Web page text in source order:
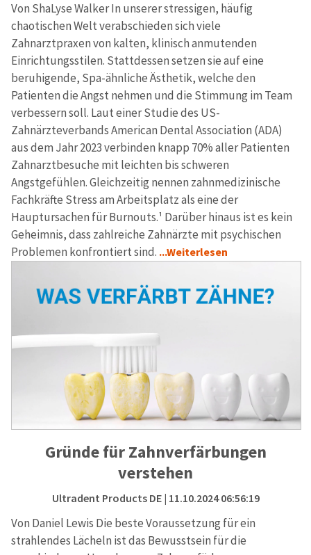
Von ShaLyse Walker In unserer stressigen, häufig
chaotischen Welt verabschieden sich viele
Zahnarztpraxen von kalten, klinisch anmutenden
Einrichtungsstilen. Stattdessen setzen sie auf eine
beruhigende, Spa-ähnliche Ästhetik, welche den
Patienten die Angst nehmen und die Stimmung im Team
verbessern soll. Laut einer Studie des US-
Zahnärzteverbands American Dental Association (ADA)
aus dem Jahr 2023 verbinden knapp 70% aller Patienten
Zahnarztbesuche mit leichten bis schweren
Angstgefühlen. Gleichzeitig nennen zahnmedizinische
Fachkräfte Stress am Arbeitsplatz als eine der
Hauptursachen für Burnouts.¹ Darüber hinaus ist es kein
Geheimnis, dass zahlreiche Zahnärzte mit psychischen
Problemen konfrontiert sind. ...Weiterlesen
Gründe für Zahnverfärbungen
verstehen
Ultradent Products DE| 11.10.2024 06:56:19
Von Daniel Lewis Die beste Voraussetzung für ein
strahlendes Lächeln ist das Bewusstsein für die